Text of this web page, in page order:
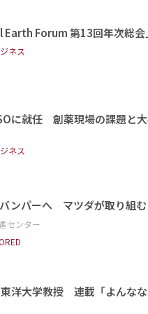
Earth Forum 第13回年次総
ネス
に就任 創薬現場の課題と
ネス
ンパーへ マツダが取り組む
センター
洋大学教授 連載「よんな